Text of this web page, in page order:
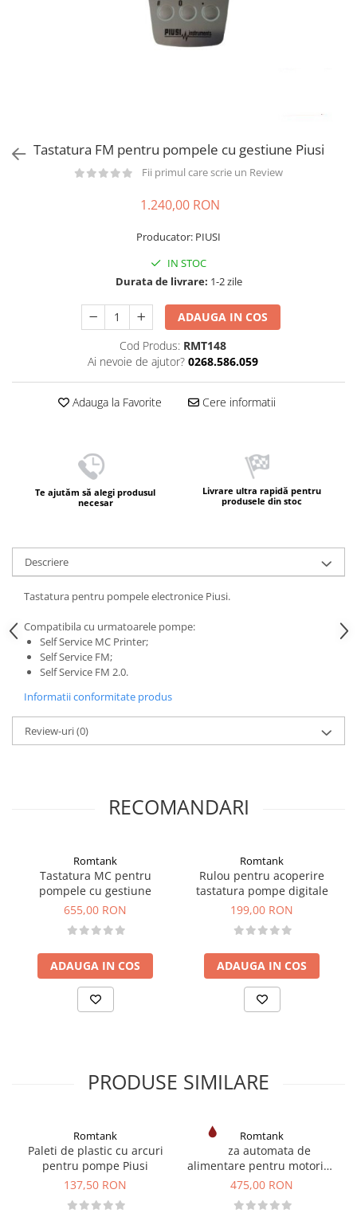
Rezervoare stationare supraterane
Tastatura FM pentru pompele cu gestiune Piusi
Fii primul care scrie un Review
1.240,00 RON
Producator: PIUSI
IN STOC
Durata de livrare: 1-2 zile
ADAUGA IN COS
Cod Produs: RMT148
Ai nevoie de ajutor? 0268.586.059
Adauga la Favorite Cere informatii
Te ajutăm să alegi produsul
necesar
Livrare ultra rapidă pentru
produsele din stoc
Descriere
Tastatura pentru pompele electronice Piusi.
Compatibila cu urmatoarele pompe:
Self Service MC Printer;
Self Service FM;
Self Service FM 2.0.
Informatii conformitate produs
Review-uri(0)
RECOMANDARI
Romtank
Tastatura MC pentru
pompele cu gestiune
655,00 RON
ADAUGA IN COS
Romtank
Rulou pentru acoperire
tastatura pompe digitale
199,00 RON
ADAUGA IN COS
PRODUSE SIMILARE
Romtank
Paleti de plastic cu arcuri
pentru pompe Piusi
137,50 RON
Romtank
Duza automata de
alimentare pentru motorina
și benzina A60
475,00 RON